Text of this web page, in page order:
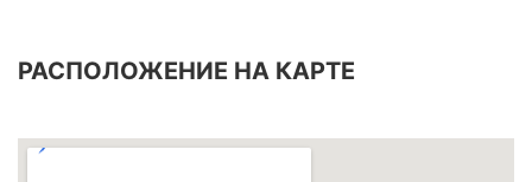
РАСПОЛОЖЕНИЕ НА КАРТЕ